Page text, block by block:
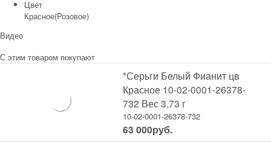
Цвет
Красное(Розовое)
Видео
С этим товаром покупают
*Серьги Белый Фианит цв
Красное 10-02-0001-26378-
732 Вес 3,73 г
10-02-0001-26378-732
63 000руб.